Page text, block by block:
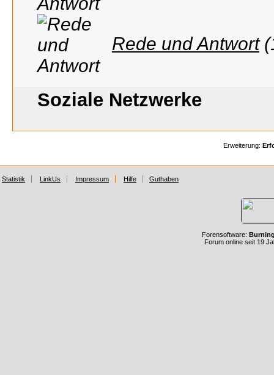
Rede und Antwort
Soziale Netzwerke
Erweiterung:
Statistik LinkUs Impressum Hilfe Guthaben
Forensoftware:
Forum online seit 19